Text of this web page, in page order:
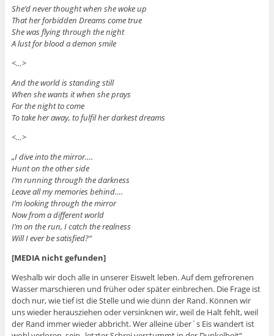
She’d never thought when she woke up
That her forbidden Dreams come true
She was flying through the night
A lust for blood a demon smile
<…>
And the world is standing still
When she wants it when she prays
For the night to come
To take her away, to fulfil her darkest dreams
<…>
„I dive into the mirror….
Hunt on the other side
I’m running through the darkness
Leave all my memories behind….
I’m looking through the mirror
Now from a different world
I’m on the run, I catch the realness
Will I ever be satisfied?“
[MEDIA nicht gefunden]
Weshalb wir doch alle in unserer Eiswelt leben. Auf dem gefrorenen
Wasser marschieren und früher oder später einbrechen. Die Frage ist
doch nur, wie tief ist die Stelle und wie dünn der Rand. Können wir
uns wieder herausziehen oder versinknen wir, weil de Halt fehlt, weil
der Rand immer wieder abbricht. Wer alleine über´s Eis wandert ist